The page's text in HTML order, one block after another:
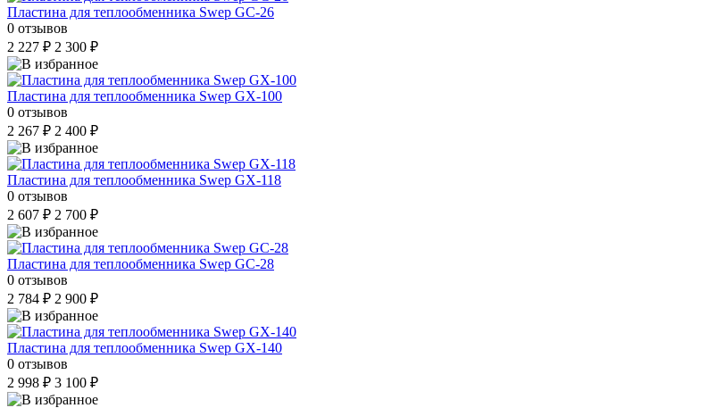
Пластина для теплообменника Swep GC-26
0 отзывов
2 227 ₽ 2 300 ₽
Пластина для теплообменника Swep GX-100
0 отзывов
2 267 ₽ 2 400 ₽
Пластина для теплообменника Swep GX-118
0 отзывов
2 607 ₽ 2 700 ₽
Пластина для теплообменника Swep GC-28
0 отзывов
2 784 ₽ 2 900 ₽
Пластина для теплообменника Swep GX-140
0 отзывов
2 998 ₽ 3 100 ₽